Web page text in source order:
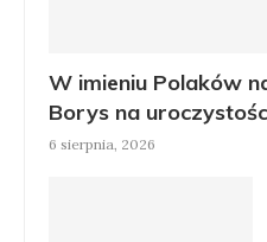
W imieniu Polaków
Borys na
6 sierpnia, 2026